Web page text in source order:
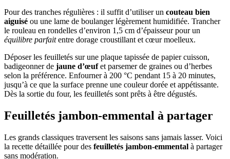
Pour des tranches régulières : il suffit d’utiliser un couteau bien
aiguisé ou une lame de boulanger légèrement humidifiée. Trancher
le rouleau en rondelles d’environ 1,5 cm d’épaisseur pour un
équilibre parfaitentre dorage croustillant et cœur moelleux.
Déposer les feuilletés sur une plaque tapissée de papier cuisson,
badigeonner de jaune d’œufet parsemer de graines ou d’herbes
selon la préférence. Enfourner à 200 °C pendant 15 à 20 minutes,
jusqu’à ce que la surface prenne une couleur dorée et appétissante.
Dès la sortie du four, les feuilletés sont prêts à être dégustés.
Feuilletés jambon-emmental à partager
Les grands classiques traversent les saisons sans jamais lasser. Voici
la recette détaillée pour des feuilletés jambon-emmental à partager
sans modération.